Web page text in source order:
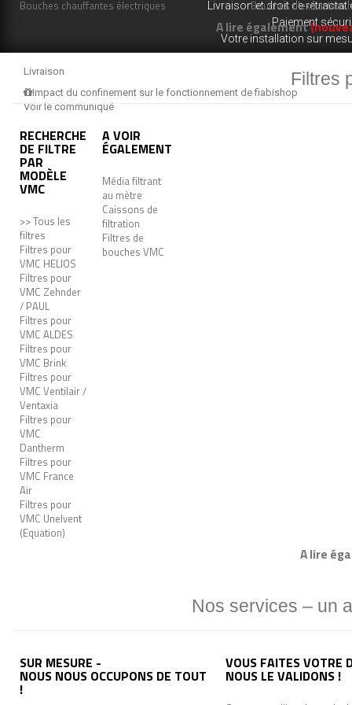
Bouches chauffantes électriques
Bouches d'extraction
A lire également
Filtres
RECHERCHE
DE FILTRE
PAR
MODÈLE
VMC
>> Tous les
filtres
Filtres pour
VMC HELIOS
Filtres pour
VMC Zehnder
/ PAUL
Filtres pour
VMC ALDES
Filtres pour
VMC Brink
Filtres pour
VMC Ventilair /
Ventaxia
Filtres pour
VMC
Dantherm
Filtres pour
VMC France
Air
Filtres pour
VMC Unelvent
(Equation)
A VOIR
ÉGALEMENT
Média filtrant
au mètre
Caissons de
filtration
Filtres de
bouches VMC
A lire
Nos services – un
SUR MESURE -
NOUS NOUS OCCUPONS DE TOUT
!
VOUS FAITES VOTRE
NOUS LE VALIDONS !
Livraison et droit de
Paiement
Votre installation sur
Livraison
Impact du confinement sur le fonctionnement de fiabishop
Voir le communiqué